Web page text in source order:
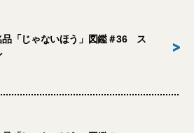
品「じゃないほう」図鑑＃36 ス
>